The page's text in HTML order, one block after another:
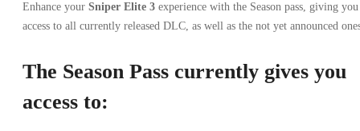
Enhance your Sniper Elite 3 experience with the Season pass, giving you
access to all currently released DLC, as well as the not yet announced
The Season Pass currently gives you
access to: